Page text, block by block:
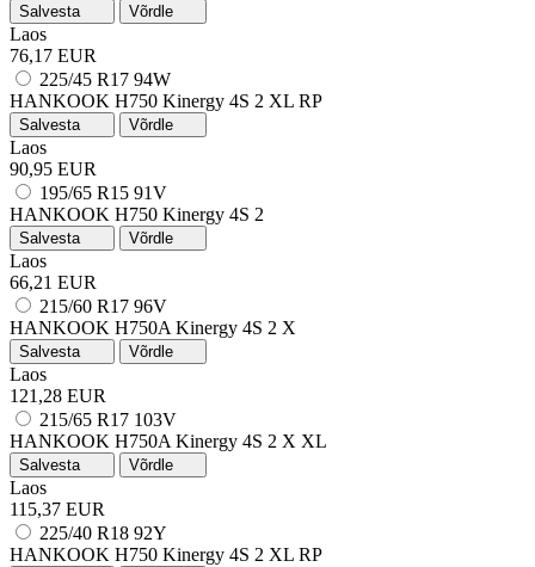
Salvesta Võrdle
Laos
76,17 EUR
225/45 R17 94W
HANKOOK H750 Kinergy 4S 2 XL RP
Salvesta Võrdle
Laos
90,95 EUR
195/65 R15 91V
HANKOOK H750 Kinergy 4S 2
Salvesta Võrdle
Laos
66,21 EUR
215/60 R17 96V
HANKOOK H750A Kinergy 4S 2 X
Salvesta Võrdle
Laos
121,28 EUR
215/65 R17 103V
HANKOOK H750A Kinergy 4S 2 X XL
Salvesta Võrdle
Laos
115,37 EUR
225/40 R18 92Y
HANKOOK H750 Kinergy 4S 2 XL RP